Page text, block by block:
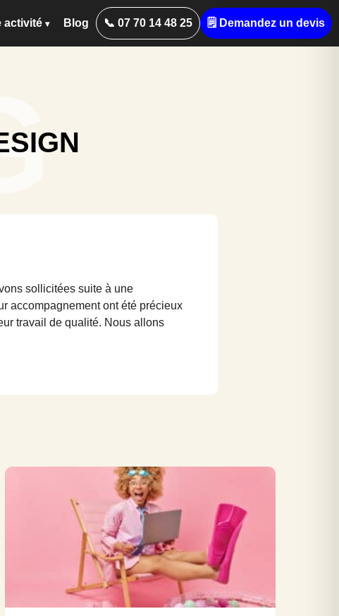
activité Blog 📞 07 70 14 48 25 🗒️ Demandez un devis
sollicitées suite à une
accompagnement ont été précieux
travail de qualité. Nous allons